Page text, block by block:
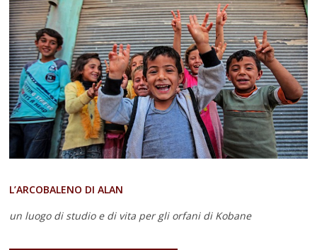
L’ARCOBALENO DI ALAN
un luogo di studio e di vita per gli orfani di Kobane